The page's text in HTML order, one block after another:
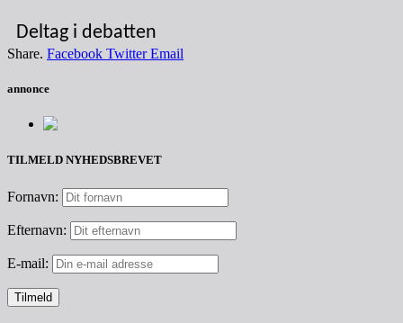
Deltag i debatten
Share. Facebook Twitter Email
annonce
TILMELD NYHEDSBREVET
Fornavn:
Efternavn:
E-mail: